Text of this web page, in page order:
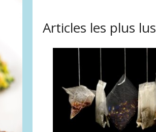
Articles les plus lus